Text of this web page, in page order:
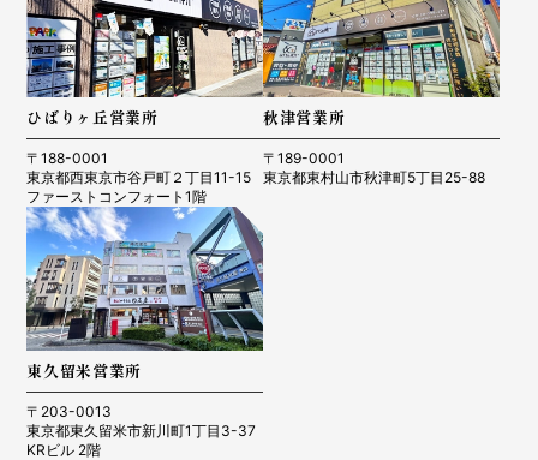
ひばりヶ丘営業所
〒188-0001
東京都西東京市谷戸町２丁目11-15
ファーストコンフォート1階
秋津営業所
〒189-0001
東京都東村山市秋津町5丁目25-88
東久留米営業所
〒203-0013
東京都東久留米市新川町1丁目3-37
KRビル 2階